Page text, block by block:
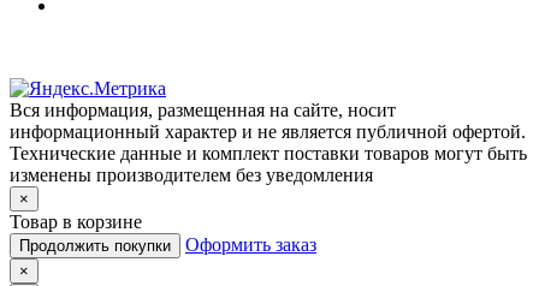
Вся информация, размещенная на сайте, носит
информационный характер и не является публичной офертой.
Технические данные и комплект поставки товаров могут быть
изменены производителем без уведомления
×
Товар в корзине
Продолжить покупки Оформить заказ
×